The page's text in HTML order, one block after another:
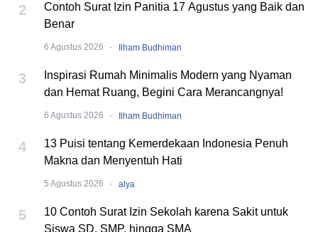
2
Contoh Surat Izin Panitia 17 Agustus yang Baik dan
Benar
6 Agustus 2026 · Ilham Budhiman
3
Inspirasi Rumah Minimalis Modern yang Nyaman
dan Hemat Ruang, Begini Cara Merancangnya!
6 Agustus 2026 · Ilham Budhiman
4
13 Puisi tentang Kemerdekaan Indonesia Penuh
Makna dan Menyentuh Hati
5 Agustus 2026 · alya
5
10 Contoh Surat Izin Sekolah karena Sakit untuk
Siswa SD, SMP, hingga SMA